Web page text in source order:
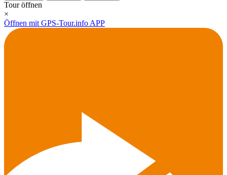
Tour öffnen
×
Öffnen mit GPS-Tour.info APP